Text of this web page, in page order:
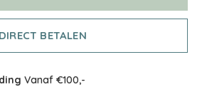
DIRECT BETALEN
Vanaf €100,-